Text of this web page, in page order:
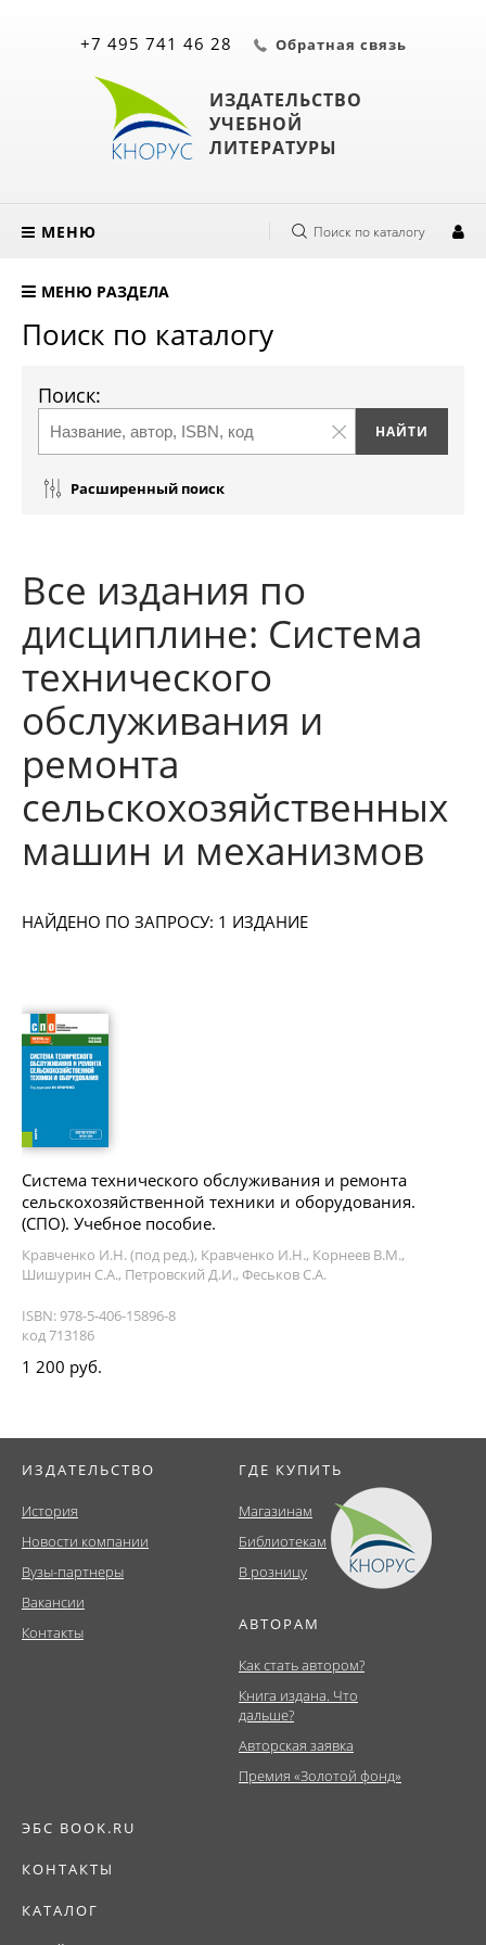
ИЗДАТЕЛЬСТВО
УЧЕБНОЙ
ЛИТЕРАТУРЫ
+7 495 741 46 28 Обратная связь
МЕНЮ Поиск по каталогу
МЕНЮ РАЗДЕЛА
Поиск по каталогу
Поиск:
Расширенный поиск
Все издания по
дисциплине: Система
технического
обслуживания и
ремонта
сельскохозяйственных
машин и механизмов
НАЙДЕНО ПО ЗАПРОСУ: 1 ИЗДАНИЕ
Система технического обслуживания и ремонта
сельскохозяйственной техники и оборудования.
(СПО). Учебное пособие.
Кравченко И.Н. (под ред.), Кравченко И.Н., Корнеев В.М.,
Шишурин С.А., Петровский Д.И., Феськов С.А.
ISBN: 978-5-406-15896-8
код 713186
1 200 руб.
ИЗДАТЕЛЬСТВО
История
Новости компании
Вузы-партнеры
Вакансии
Контакты
ГДЕ КУПИТЬ
Магазинам
Библиотекам
В розницу
АВТОРАМ
Как стать автором?
Книга издана. Что
дальше?
Авторская заявка
Премия «Золотой фонд»
ЭБС BOOK.RU
КОНТАКТЫ
КАТАЛОГ